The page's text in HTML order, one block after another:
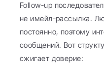
Follow-up
не имейл-рассылка.
постоянно, поэтому
сообщений. Вот
сжигает доверие: